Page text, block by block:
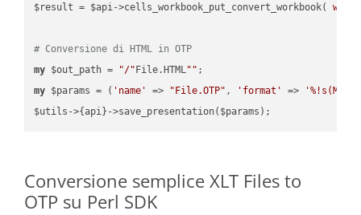
$result = $api->cells_workbook_put_convert_workbook(
# Conversione di HTML in OTP
my $out_path = "/" File.HTML""
my $params = ( 'name' => "File.OTP" , 'format' =>
Conversione semplice XLT Files to
OTP su Perl SDK